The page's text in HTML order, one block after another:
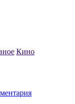
Кино